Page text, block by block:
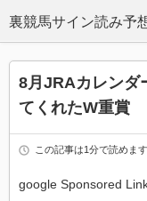
8月JRAカレンダ
てくれたW重賞
この記事は1分で読めます
google Sponsored